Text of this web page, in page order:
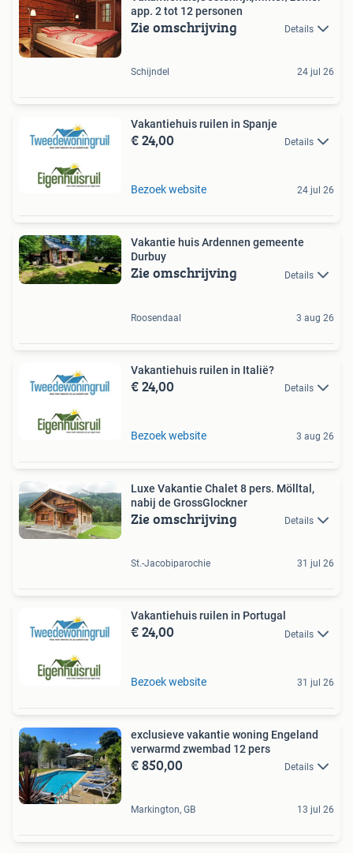
app. 2 tot 12 personen
Zie omschrijving Details
Schijndel 24 jul 26
Vakantiehuis ruilen in Spanje
€ 24,00 Details
Bezoek website 24 jul 26
Vakantie huis Ardennen gemeente
Durbuy
Zie omschrijving Details
Roosendaal 3 aug 26
Vakantiehuis ruilen in Italië?
€ 24,00 Details
Bezoek website 3 aug 26
Luxe Vakantie Chalet 8 pers. Mölltal,
nabij de GrossGlockner
Zie omschrijving Details
St.-Jacobiparochie 31 jul 26
Vakantiehuis ruilen in Portugal
€ 24,00 Details
Bezoek website 31 jul 26
exclusieve vakantie woning Engeland
verwarmd zwembad 12 pers
€ 850,00 Details
Markington, GB 13 jul 26